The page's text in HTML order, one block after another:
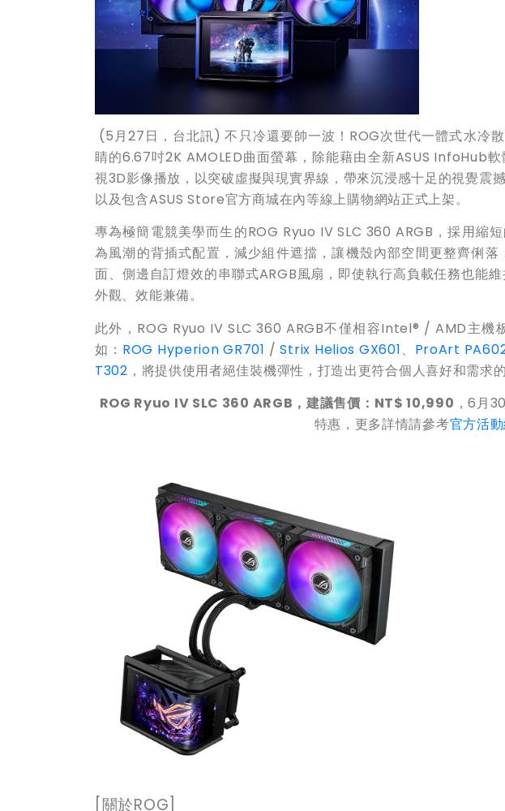
(5月27日，台北訊) 不只冷還要帥一波！ROG次世代一體式水冷
睛的6.67吋2K AMOLED曲面螢幕，除能藉由全新ASUS InfoHub
視3D影像播放，以突破虛擬與現實界線，帶來沉浸感十足的視覺震
以及包含ASUS Store官方商城在內等線上購物網站正式上架。
專為極簡電競美學而生的ROG Ryuo IV SLC 360 ARGB，採用縮
為風潮的背插式配置，減少組件遮擋，讓機殼內部空間更整齊俐
面、側邊自訂燈效的串聯式ARGB風扇，即使執行高負載任務也能
外觀、效能兼備。
此外，ROG Ryuo IV SLC 360 ARGB不僅相容Intel® / AMD主機
如： ROG Hyperion GR701 /Strix Helios GX601、 ProArt
T302 ，將提供使用者絕佳裝機彈性，打造出更符合個人喜好和需求的
ROG Ryuo IV SLC 360 ARGB ，建議售價：NT$ 10,990 ，6月
特惠，更多詳情請參考官方活
[關於ROG]